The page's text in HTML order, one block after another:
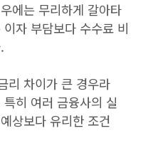
에는 무리하게 갈아타
자 부담보다 수수료 비
리 차이가 큰 경우라
히 여러 금융사의 실
상보다 유리한 조건